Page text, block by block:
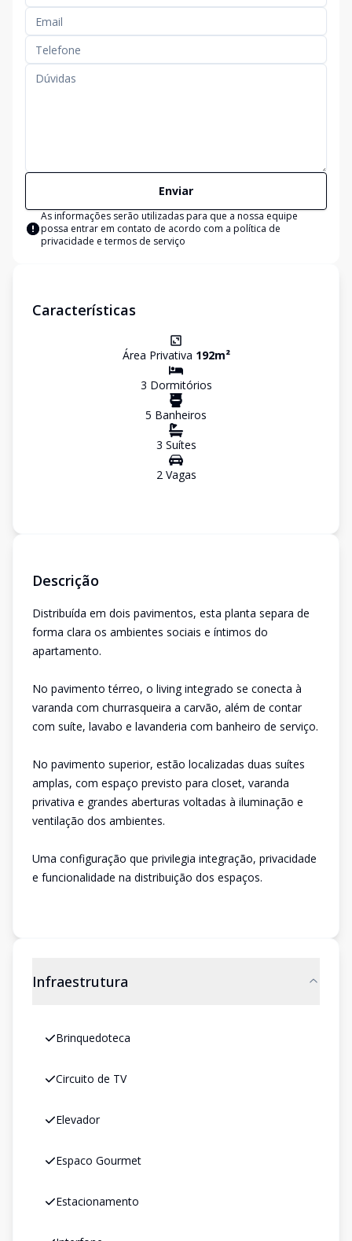
Enviar
As informações serão utilizadas para que a nossa equipe
possa entrar em contato de acordo com a política de
privacidade e termos de serviço
Características
Área Privativa 192m²
3 Dormitórios
5 Banheiros
3 Suítes
2Vagas
Descrição
Distribuída em dois pavimentos, esta planta separa de
forma clara os ambientes sociais e íntimos do
apartamento.
No pavimento térreo, o living integrado se conecta à
varanda com churrasqueira a carvão, além de contar
com suíte, lavabo e lavanderia com banheiro de serviço.
No pavimento superior, estão localizadas duas suítes
amplas, com espaço previsto para closet, varanda
privativa e grandes aberturas voltadas à iluminação e
ventilação dos ambientes.
Uma configuração que privilegia integração, privacidade
e funcionalidade na distribuição dos espaços.
Infraestrutura
Brinquedoteca
Circuito de TV
Elevador
Espaco Gourmet
Estacionamento